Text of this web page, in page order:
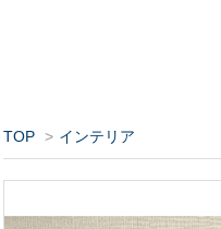
TOP > インテリア